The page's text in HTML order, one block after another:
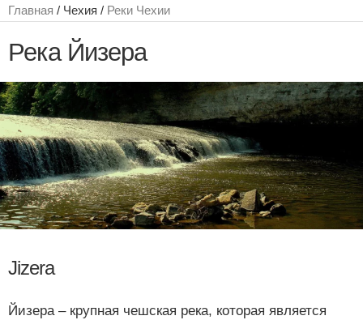
Главная / Чехия / Реки Чехии
Река Йизера
Jizera
Йизера ‒ крупная чешская река, которая является